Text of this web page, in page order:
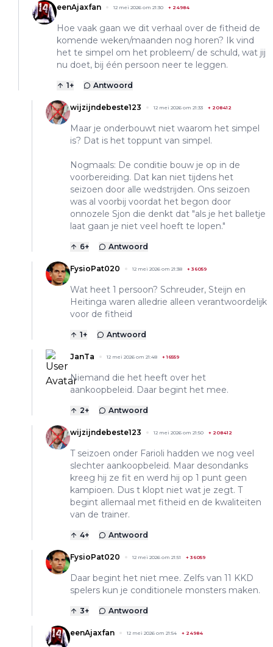
eenAjaxfan 12 mei 2026 om 21:30 + 24984
Hoe vaak gaan we dit verhaal over de fitheid de
komende weken/maanden nog horen? Ik vind
het te simpel om het probleem/ de schuld, wat jij
nu doet, bij één persoon neer te leggen.
1+ Antwoord
wijzijndebeste123 12 mei 2026 om 21:33 + 208412
Maar je onderbouwt niet waarom het simpel
is? Dat is het toppunt van simpel.
Nogmaals: De conditie bouw je op in de
voorbereiding. Dat kan niet tijdens het
seizoen door alle wedstrijden. Ons seizoen
was al voorbij voordat het begon door
onnozele Sjon die denkt dat "als je het balletje
laat gaan je niet veel hoeft te lopen."
6+ Antwoord
FysioPat020 12 mei 2026 om 21:38 + 36059
Wat heet 1 persoon? Schreuder, Steijn en
Heitinga waren alledrie alleen verantwoordelijk
voor de fitheid
1+ Antwoord
JanTa 12 mei 2026 om 21:48 +16559
Niemand die het heeft over het
aankoopbeleid. Daar begint het mee.
2+ Antwoord
wijzijndebeste123 12 mei 2026 om 21:50 + 208412
T seizoen onder Farioli hadden we nog veel
slechter aankoopbeleid. Maar desondanks
kreeg hij ze fit en werd hij op 1 punt geen
kampioen. Dus t klopt niet wat je zegt. T
begint allemaal met fitheid en de kwaliteiten
van de trainer.
4+ Antwoord
FysioPat020 12 mei 2026 om 21:51 + 36059
Daar begint het niet mee. Zelfs van 11 KKD
spelers kun je conditionele monsters maken.
3+ Antwoord
eenAjaxfan 12 mei 2026 om 21:54 + 24984